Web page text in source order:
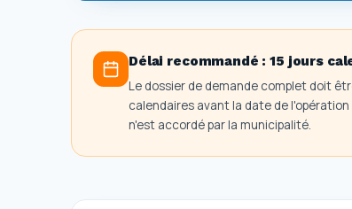
Délai recommandé :15 jours
Le dossier de demande complet doit
calendaires avant la date de
n'est accordé par la municipalité.